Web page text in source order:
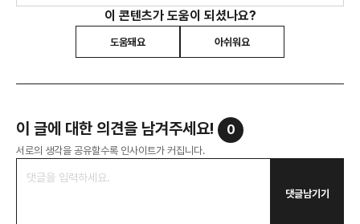
이 콘텐츠가 도움이 되셨나요?
도움돼요 아쉬워요
이 글에 대한 의견을 남겨주세요! 0
서로의 생각을 공유할수록 인사이트가 커집니다.
댓글남기기